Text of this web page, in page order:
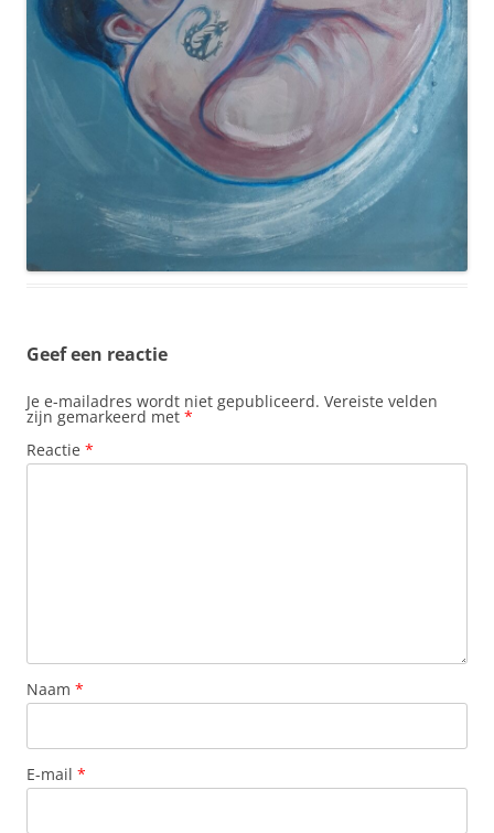
Geef een reactie
Je e-mailadres wordt niet gepubliceerd. Vereiste velden
zijn gemarkeerd met *
Reactie *
Naam *
E-mail *